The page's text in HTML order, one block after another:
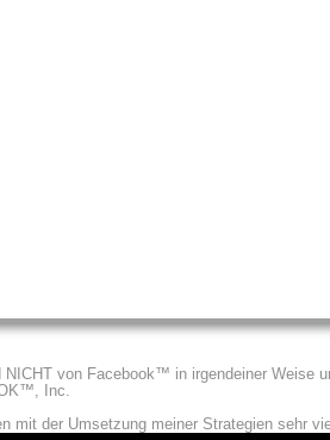
von Facebook™ in irgendeiner Weise
Inc.
mit der Umsetzung meiner Strategien sehr